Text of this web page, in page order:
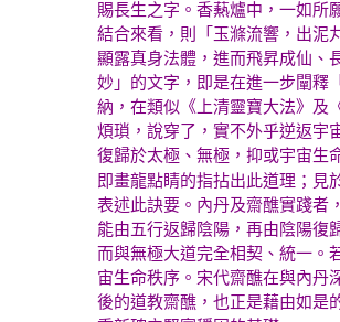
賜長生之字。香爇爐中，一如所
結合來看，則「玉滌流響，出泥
顯露真身法體，進而飛昇成仙、
妙」的文字，即是在進一步闡釋
納，在類似《上清靈寶大法》及
煩瑣，說穿了，實不外乎逆返宇
復歸於太極、無極，抑或宇宙生
即畫龍點睛的指拈出此道理；見
表述此訣要。內丹及齋醮實踐者
能由五行返歸陰陽，再由陰陽復
而與無極大道完全相契、統一。
宙生命秩序。宋代齋醮在與內丹
後的道教齋醮，也正是藉由如是